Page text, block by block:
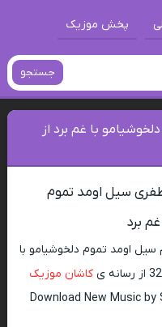
پخش موزیک
جستجو
با غم برد از
سیل اومد تموم
برد
سیل اومد تموم دلخوشیامو با
کاشان موزیک
Download New Music